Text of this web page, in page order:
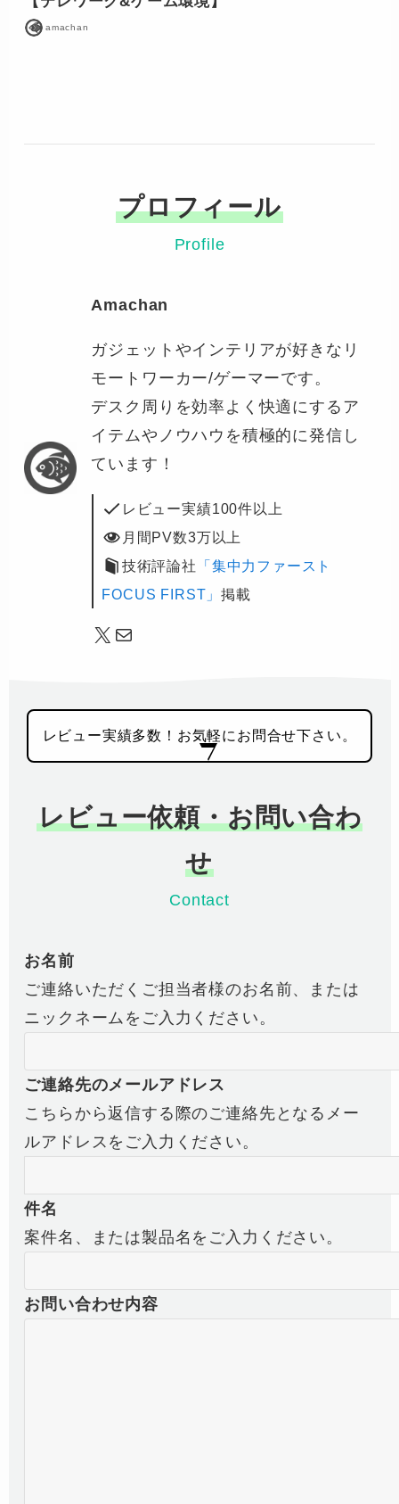
amachan
プロフィール
Profile
Amachan
ガジェットやインテリアが好きなリ
モートワーカー/ゲーマーです。
デスク周りを効率よく快適にするア
イテムやノウハウを積極的に発信し
ています！
レビュー実績100件以上
月間PV数3万以上
技術評論社
「集中力ファースト
FOCUS FIRST」掲載
X メール
レビュー実績多数！お気軽にお問合せ下さい。
レビュー依頼・お問い合わ
せ
Contact
お名前
ご連絡いただくご担当者様のお名前、または
ニックネームをご入力ください。
ご連絡先のメールアドレス
こちらから返信する際のご連絡先となるメー
ルアドレスをご入力ください。
件名
案件名、または製品名をご入力ください。
お問い合わせ内容